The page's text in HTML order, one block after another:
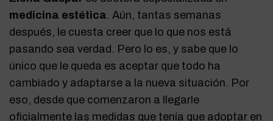
medicina estética. Aún, tantas semanas
después, le cuesta creer que lo que nos está
pasando sea verdad. Pero lo es, y sabe que lo
único que le queda es aceptar que todo ha
cambiado y adaptarse a la nueva situación. Por
eso, desde que comenzaron a llegarle
oficialmente las medidas que tenía que adoptar en